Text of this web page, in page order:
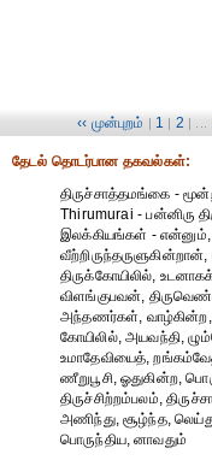
‹‹ முன்புறம் | 1 | 2 | ... |
தேட‌ல் தொட‌ர்பான தகவ‌ல்க‌ள்:
திருச்சாத்தமங்கை -
Thirumurai - பன்னிரு
இலக்கியங்கள் - என்னும்,
திருக்கோயிலில்,
விளங்குபவன்,
அந்தணர்கள், வாழ்கின்ற,
கோயிலில், அயவந்தி,
உமாதேவியைத்,
ணீறுபூசி, ஓதுகின்ற,
திருச்சிற்றம்பலம்,
அணிந்து, சூழ்ந்த,
பொருந்திய, னாவதும்